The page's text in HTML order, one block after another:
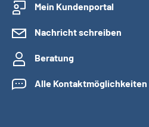
Mein Kundenportal
Nachricht schreiben
Beratung
Alle Kontaktmöglichkeiten